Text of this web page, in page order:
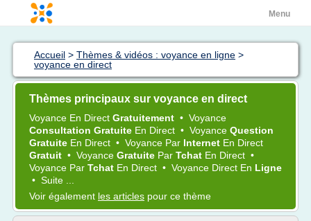
Menu
Accueil > Thèmes & vidéos : voyance en ligne >
voyance en direct
Thèmes principaux sur voyance en direct
Voyance En Direct Gratuitement • Voyance
Consultation Gratuite En Direct • Voyance Question
Gratuite En Direct • Voyance Par Internet En Direct
Gratuit • Voyance Gratuite Par Tchat En Direct •
Voyance Par Tchat En Direct • Voyance Direct En Ligne
• Suite ...
Voir également les articles pour ce thème